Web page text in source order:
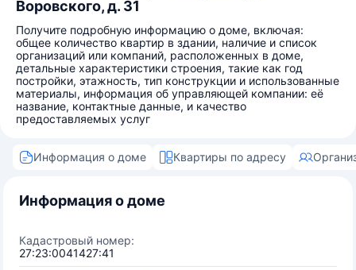
Воровского, д. 31
Получите подробную информацию о доме, включая:
общее количество квартир в здании, наличие и список
организаций или компаний, расположенных в доме,
детальные характеристики строения, такие как год
постройки, этажность, тип конструкции и использованные
материалы, информация об управляющей компании: её
название, контактные данные, и качество
предоставляемых услуг
Информация о доме Квартиры по адресу
Информация о доме
Кадастровый номер:
27:23:0041427:41